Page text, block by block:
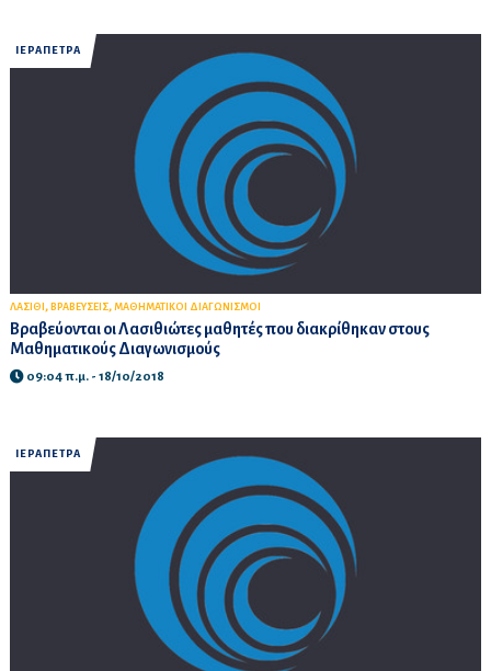
ΙΕΡΑΠΕΤΡΑ
ΛΑΣΙΘΙ , ΒΡΑΒΕΥΣΕΙΣ, ΜΑΘΗΜΑΤΙΚΟΙ ΔΙΑΓΩΝΙΣΜΟΙ
Βραβεύονται οι Λασιθιώτες μαθητές που διακρίθηκαν στους
Μαθηματικούς Διαγωνισμούς
09:04 π.μ. - 18/10/2018
ΙΕΡΑΠΕΤΡΑ